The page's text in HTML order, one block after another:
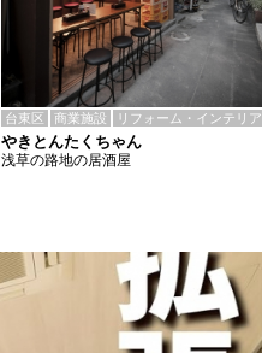
台東区 商業施設 リフォーム・インテリア
やきとんたくちゃん
浅草の路地の居酒屋